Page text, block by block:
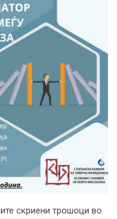
скриени трошоци во